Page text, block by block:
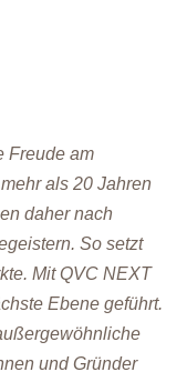
Freude am
als 20 Jahren
daher nach
So setzt
Mit QVC NEXT
Ebene geführt.
und Gründer